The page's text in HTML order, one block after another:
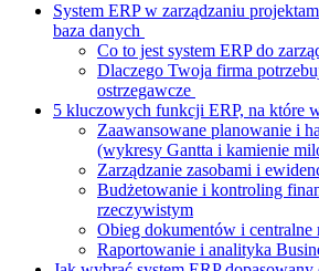
System ERP w zarządzaniu
baza danych
Co to jest system ERP do
Dlaczego Twoja firma
ostrzegawcze
5 kluczowych funkcji ERP, na które
Zaawansowane planowanie i
(wykresy Gantta i kamienie
Zarządzanie zasobami i
Budżetowanie i kontroling
rzeczywistym
Obieg dokumentów i
Raportowanie i analityka